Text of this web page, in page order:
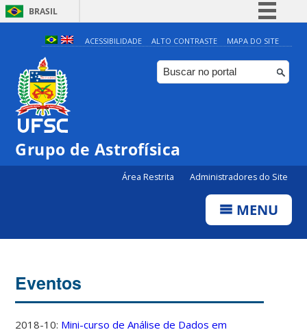
BRASIL
Simplifique!
Comunica BR
Participe
ACESSIBILIDADE ALTO CONTRASTE MAPA DO SITE
Grupo de Astrofísica
Área Restrita Administradores do Site
MENU
Eventos
2018-10: Mini-curso de Análise de Dados em